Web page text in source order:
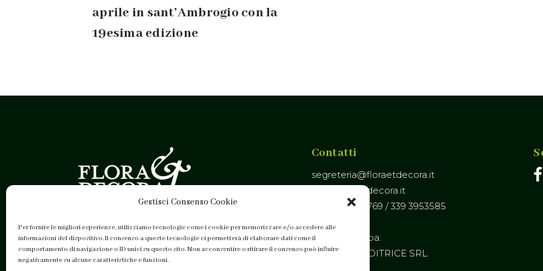
Gestisci Consenso Cookie
Per fornire le migliori esperienze, utilizziamo tecnologie come i cookie per memorizzare e/o accedere alle
informazioni del dispositivo. Il consenso a queste tecnologie ci permetterà di elaborare dati come il
comportamento di navigazione o ID unici su questo sito. Non acconsentire o ritirare il consenso può influire
negativamente su alcune caratteristiche e funzioni.
aprile in sant’Ambrogio con la
19esima edizione
Contatti
segreteria@floraetdecora.it
info@floraetdecora.it
tel. 346 0168769 / 339 3953585
Ufficio Stampa:
PRADIVIO EDITRICE SRL